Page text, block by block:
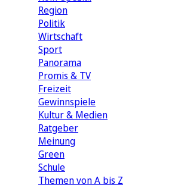
Region
Politik
Wirtschaft
Sport
Panorama
Promis & TV
Freizeit
Gewinnspiele
Kultur & Medien
Ratgeber
Meinung
Green
Schule
Themen von A bis Z